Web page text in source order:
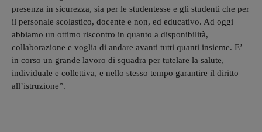
presenza in sicurezza, sia per le studentesse e gli studenti che per
il personale scolastico, docente e non, ed educativo. Ad oggi
abbiamo un ottimo riscontro in quanto a disponibilità,
collaborazione e voglia di andare avanti tutti quanti insieme. E’
in corso un grande lavoro di squadra per tutelare la salute,
individuale e collettiva, e nello stesso tempo garantire il diritto
all’istruzione”.